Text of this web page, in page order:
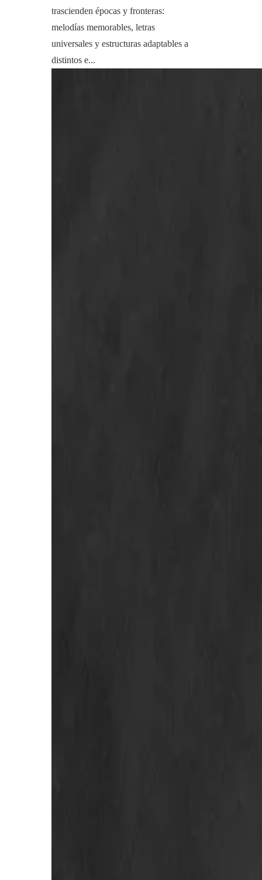
trascienden épocas y fronteras:
melodías memorables, letras
universales y estructuras adaptables a
distintos e...